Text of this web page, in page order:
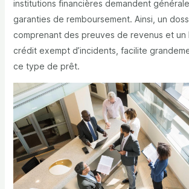
institutions financières demandent
garanties de remboursement. Ainsi, un
comprenant des preuves de revenus et un
crédit exempt d’incidents, facilite
ce type de prêt.